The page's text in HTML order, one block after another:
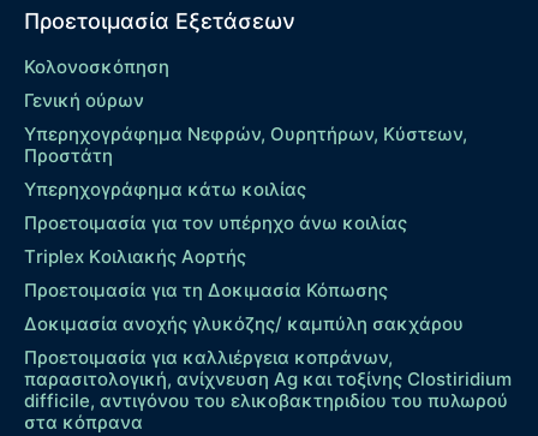
Προετοιμασία Εξετάσεων
Κολονοσκόπηση
Γενική ούρων
Υπερηχογράφημα Νεφρών, Ουρητήρων, Κύστεων,
Προστάτη
Υπερηχογράφημα κάτω κοιλίας
Προετοιμασία για τον υπέρηχο άνω κοιλίας
Τriplex Kοιλιακής Αορτής
Προετοιμασία για τη Δοκιμασία Κόπωσης
Δοκιμασία ανοχής γλυκόζης/ καμπύλη σακχάρου
Προετοιμασία για καλλιέργεια κοπράνων,
παρασιτολογική, ανίχνευση Ag και τοξίνης Clostiridium
difficile, αντιγόνου του ελικοβακτηριδίου του πυλωρού
στα κόπρανα